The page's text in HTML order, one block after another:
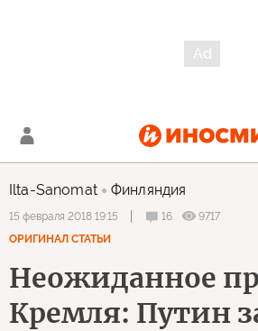
Ilta-Sanomat Финляндия
15 февраля 2018 19:15 16
9717
ОРИГИНАЛ СТАТЬИ
Неожиданное
Кремля: Путин